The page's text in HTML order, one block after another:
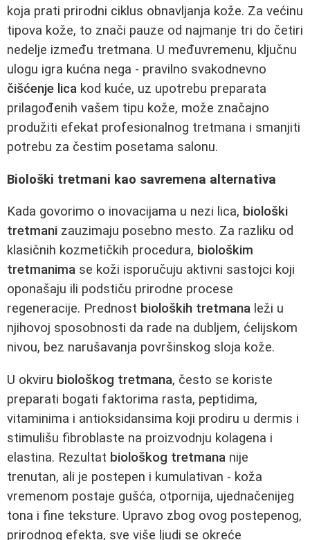
koja prati prirodni ciklus obnavljanja kože. Za većinu
tipova kože, to znači pauze od najmanje tri do četiri
nedelje između tretmana. U međuvremenu, ključnu
ulogu igra kućna nega - pravilno svakodnevno
čišćenje lica kod kuće, uz upotrebu preparata
prilagođenih vašem tipu kože, može značajno
produžiti efekat profesionalnog tretmana i smanjiti
potrebu za čestim posetama salonu.
Biološki tretmani kao savremena alternativa
Kada govorimo o inovacijama u nezi lica, biološki
tretmani zauzimaju posebno mesto. Za razliku od
klasičnih kozmetičkih procedura, biološkim
tretmanima se koži isporučuju aktivni sastojci koji
oponašaju ili podstiču prirodne procese
regeneracije. Prednost bioloških tretmana leži u
njihovoj sposobnosti da rade na dubljem, ćelijskom
nivou, bez narušavanja površinskog sloja kože.
U okviru biološkog tretmana, često se koriste
preparati bogati faktorima rasta, peptidima,
vitaminima i antioksidansima koji prodiru u dermis i
stimulišu fibroblaste na proizvodnju kolagena i
elastina. Rezultat biološkog tretmana nije
trenutan, ali je postepen i kumulativan - koža
vremenom postaje gušća, otpornija, ujednačenijeg
tona i fine teksture. Upravo zbog ovog postepenog,
prirodnog efekta, sve više ljudi se okreće